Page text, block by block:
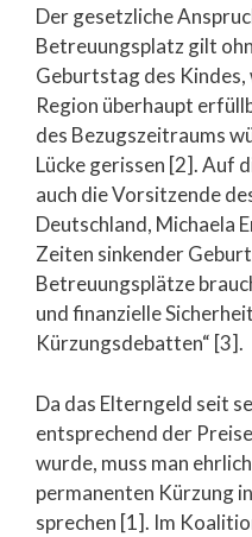
Der gesetzliche
Betreuungsplatz gilt
Geburtstag des Kindes,
Region überhaupt
des Bezugszeitraums
Lücke gerissen [2]. Auf
auch die Vorsitzende
Deutschland, Michaela
Zeiten sinkender
Betreuungsplätze
und finanzielle
Kürzungsdebatten“ [3].
Da das Elterngeld seit
entsprechend der
wurde, muss man
permanenten Kürzung
sprechen [1]. Im